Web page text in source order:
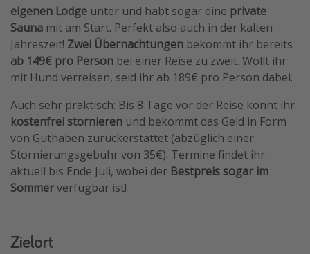
Silvesterreisen
Last Minute Urlaub Mallorca
Last Minute Urlaub Deutschland
eigenen Lodge unter und habt sogar eine private
Sauna mit am Start. Perfekt also auch in der kalten
Jahreszeit! Zwei Übernachtungen bekommt ihr bereits
ab 149€ pro Person bei einer Reise zu zweit. Wollt ihr
mit Hund verreisen, seid ihr ab 189€ pro Person dabei.
Auch sehr praktisch: Bis 8 Tage vor der Reise könnt ihr
kostenfrei stornieren und bekommt das Geld in Form
von Guthaben zurückerstattet (abzüglich einer
Stornierungsgebühr von 35€). Termine findet ihr
aktuell bis Ende Juli, wobei der Bestpreis sogar im
Sommerverfügbar ist!
Zielort